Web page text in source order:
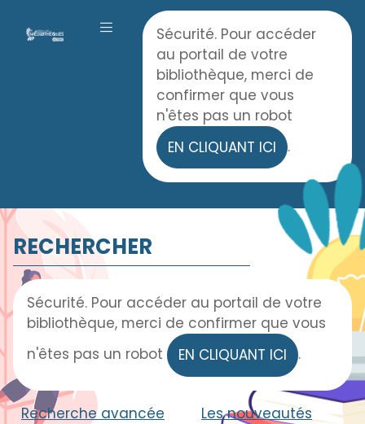
Accueil
OUVRIR LE MENU
Sécurité. Pour accéder
au portail de votre
bibliothèque, merci de
confirmer que vous
n'êtes pas un robot
EN CLIQUANT ICI
.
RECHERCHER
Sécurité. Pour accéder au portail de votre
bibliothèque, merci de confirmer que vous
n'êtes pas un robot
EN CLIQUANT ICI .
Recherche avancée Les nouveautés
Panneau de gestion des cookies